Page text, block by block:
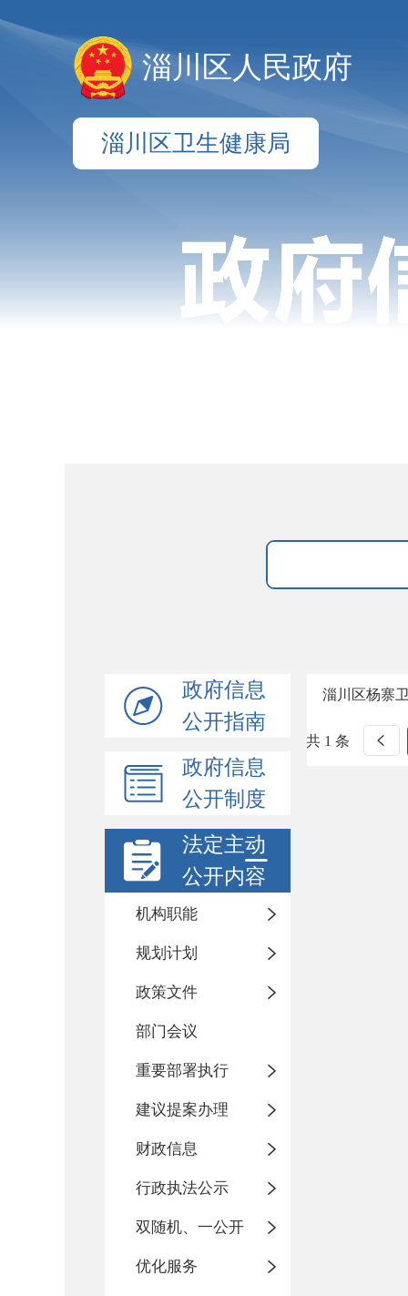
淄川区人民政府
淄川区卫生健康局
政府信息
公开指南
政府信息
公开制度
法定主动
公开内容
机构职能
规划计划
政策文件
部门会议
重要部署执行
建议提案办理
财政信息
行政执法公示
双随机、一公开
优化服务
淄川区杨寨
共 1 条